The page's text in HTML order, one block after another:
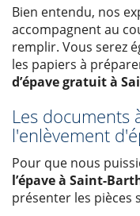
Bien entendu, nos
accompagnent au
remplir. Vous serez
les papiers à
d’épave gratuit à
Les
l'enlèvement
Pour que nous
l’épave à Saint-
présenter les pièces